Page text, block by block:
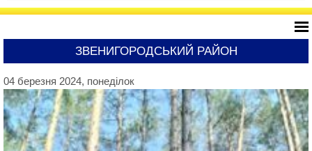
ЗВЕНИГОРОДСЬКИЙ РАЙОН
04 березня 2024, понеділок